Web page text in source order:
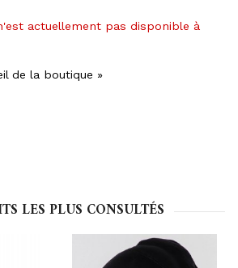
actuellement pas disponible à
de la boutique »
LES PLUS CONSULTÉS